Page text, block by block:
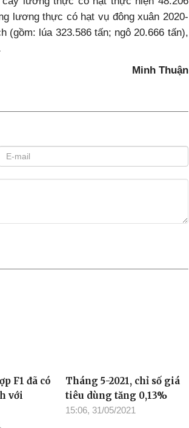
lương thực có hạt vụ đông xuân 2020-
(gồm: lúa 323.586 tấn; ngô 20.666 tấn),
Minh Thuận
F1 đã có
với
Tháng 5-2021, chỉ số giá
tiêu dùng tăng 0,13%
15:06, 31/05/2021